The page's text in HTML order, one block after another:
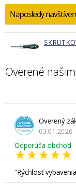
Naposledy
Overené
Overený
03.01.2026
Odporúča obchod
Rýchlosť vybavenia